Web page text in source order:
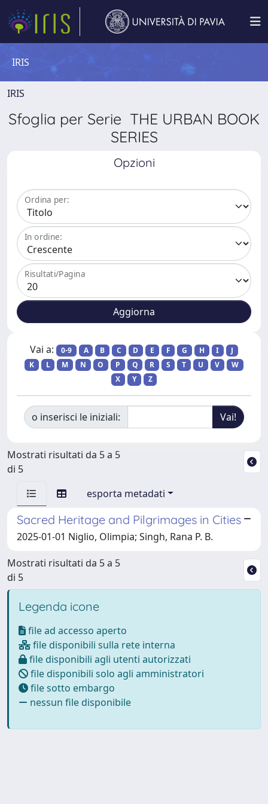
IRIS
IRIS
Sfoglia per Serie THE URBAN BOOK
SERIES
Opzioni
Ordina per:
In ordine:
Risultati/Pagina
Vai a: 0-9 A B C D E F G H I
J
K
L M N O P Q R S T U V
W
X
Y Z
o inserisci le iniziali:
Mostrati risultati da 5 a 5
di 5
esporta metadati
Sacred Heritage and Pilgrimages in Cities
2025-01-01 Niglio, Olimpia; Singh, Rana P. B.
Mostrati risultati da 5 a 5
di 5
Legenda icone
file ad accesso aperto
file disponibili sulla rete interna
file disponibili agli utenti autorizzati
file disponibili solo agli amministratori
file sotto embargo
nessun file disponibile